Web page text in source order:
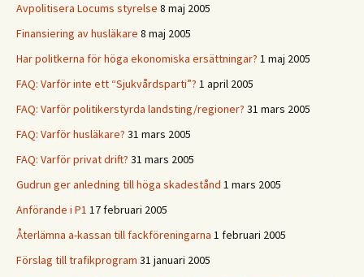
Avpolitisera Locums styrelse 8 maj 2005
Finansiering av husläkare 8 maj 2005
Har politkerna för höga ekonomiska ersättningar? 1 maj 2005
FAQ: Varför inte ett “Sjukvårdsparti”? 1 april 2005
FAQ: Varför politikerstyrda landsting/regioner? 31 mars 2005
FAQ: Varför husläkare? 31 mars 2005
FAQ: Varför privat drift? 31 mars 2005
Gudrun ger anledning till höga skadestånd 1 mars 2005
Anförande i P1 17 februari 2005
Återlämna a-kassan till fackföreningarna 1 februari 2005
Förslag till trafikprogram 31 januari 2005